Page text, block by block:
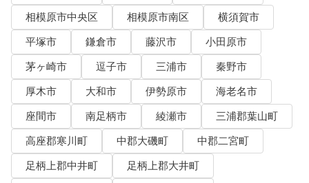
相模原市中央区
相模原市南区
横須賀市
平塚市
鎌倉市 藤沢市
小田原市
茅ヶ崎市
逗子市 三浦市
秦野市
厚木市
大和市 伊勢原市
海老名市
座間市
南足柄市 綾瀬市
三浦郡葉山町
高座郡寒川町
中郡大磯町
中郡二宮町
足柄上郡中井町
足柄上郡大井町